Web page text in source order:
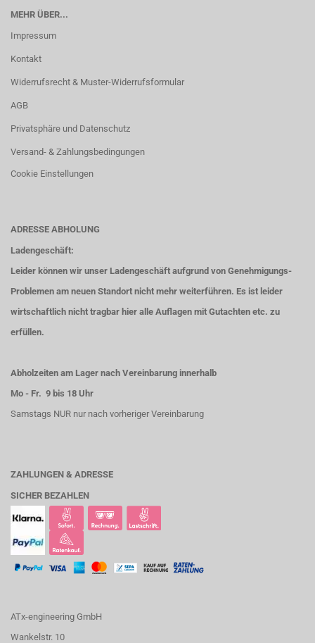
MEHR ÜBER...
Impressum
Kontakt
Widerrufsrecht & Muster-Widerrufsformular
AGB
Privatsphäre und Datenschutz
Versand- & Zahlungsbedingungen
Cookie Einstellungen
ADRESSE ABHOLUNG
Ladengeschäft:
Leider können wir unser Ladengeschäft aufgrund von Genehmigungs-
Problemen am neuen Standort nicht mehr weiterführen. Es ist leider
wirtschaftlich nicht tragbar hier alle Auflagen mit Gutachten etc. zu
erfüllen.
Abholzeiten am Lager nach Vereinbarung innerhalb
Mo - Fr. 9 bis 18 Uhr
Samstags NUR nur nach vorheriger Vereinbarung
ZAHLUNGEN & ADRESSE
SICHER BEZAHLEN
ATx-engineering GmbH
Wankelstr. 10